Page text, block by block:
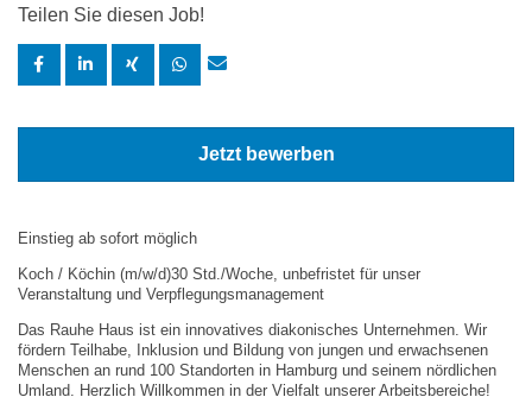
Teilen Sie diesen Job!
Jetzt bewerben
Einstieg ab sofort möglich
Koch / Köchin (m/w/d)30 Std./Woche, unbefristet für unser
Veranstaltung und Verpflegungsmanagement
Das Rauhe Haus ist ein innovatives diakonisches Unternehmen. Wir
fördern Teilhabe, Inklusion und Bildung von jungen und erwachsenen
Menschen an rund 100 Standorten in Hamburg und seinem nördlichen
Umland. Herzlich Willkommen in der Vielfalt unserer Arbeitsbereiche!